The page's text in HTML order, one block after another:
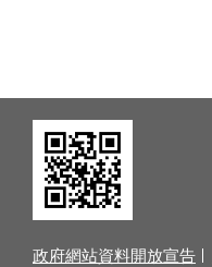
政府網站資料開放宣告